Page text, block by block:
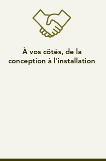
À vos côtés, de la
conception à l'installation